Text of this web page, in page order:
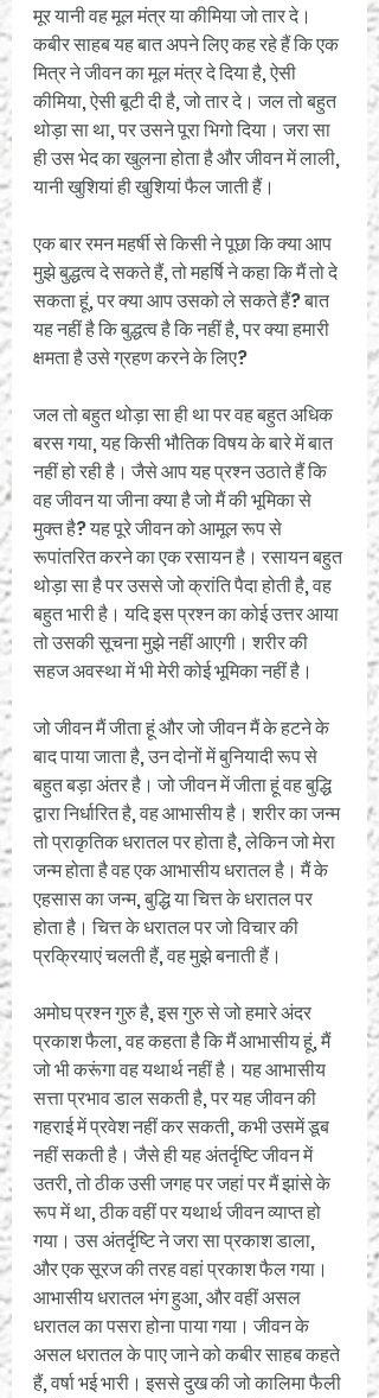
मूर यानी वह मूल मंत्र या कीमिया जो तार दे।
कबीर साहब यह बात अपने लिए कह रहे हैं कि एक
मित्र ने जीवन का मूल मंत्र दे दिया है, ऐसी
कीमिया, ऐसी बूटी दी है, जो तार दे। जल तो बहुत
थोड़ा सा था, पर उसने पूरा भिगो दिया। जरा सा
ही उस भेद का खुलना होता है और जीवन में लाली,
यानी खुशियां ही खुशियां फैल जाती हैं।
एक बार रमन महर्षी से किसी ने पूछा कि क्या आप
मुझे बुद्धत्व दे सकते हैं, तो महर्षि ने कहा कि मैं तो दे
सकता हूं, पर क्या आप उसको ले सकते हैं? बात
यह नहीं है कि बुद्धत्व है कि नहीं है, पर क्या हमारी
क्षमता है उसे ग्रहण करने के लिए?
जल तो बहुत थोड़ा सा ही था पर वह बहुत अधिक
बरस गया, यह किसी भौतिक विषय के बारे में बात
नहीं हो रही है। जैसे आप यह प्रश्न उठाते हैं कि
वह जीवन या जीना क्या है जो मैं की भूमिका से
मुक्त है? यह पूरे जीवन को आमूल रूप से
रूपांतरित करने का एक रसायन है। रसायन बहुत
थोड़ा सा है पर उससे जो क्रांति पैदा होती है, वह
बहुत भारी है। यदि इस प्रश्न का कोई उत्तर आया
तो उसकी सूचना मुझे नहीं आएगी। शरीर की
सहज अवस्था में भी मेरी कोई भूमिका नहीं है।
जो जीवन मैं जीता हूं और जो जीवन मैं के हटने के
बाद पाया जाता है, उन दोनों में बुनियादी रूप से
बहुत बड़ा अंतर है। जो जीवन में जीता हूं वह बुद्धि
द्वारा निर्धारित है, वह आभासीय है। शरीर का जन्म
तो प्राकृतिक धरातल पर होता है, लेकिन जो मेरा
जन्म होता है वह एक आभासीय धरातल है। मैं के
एहसास का जन्म, बुद्धि या चित्त के धरातल पर
होता है। चित्त के धरातल पर जो विचार की
प्रक्रियाएं चलती हैं, वह मुझे बनाती हैं।
अमोघ प्रश्न गुरु है, इस गुरु से जो हमारे अंदर
प्रकाश फैला, वह कहता है कि मैं आभासीय हूं, मैं
जो भी करूंगा वह यथार्थ नहीं है। यह आभासीय
सत्ता प्रभाव डाल सकती है, पर यह जीवन की
गहराई में प्रवेश नहीं कर सकती, कभी उसमें डूब
नहीं सकती है। जैसे ही यह अंतर्दृष्टि जीवन में
उतरी, तो ठीक उसी जगह पर जहां पर मैं झांसे के
रूप में था, ठीक वहीं पर यथार्थ जीवन व्याप्त हो
गया। उस अंतर्दृष्टि ने जरा सा प्रकाश डाला,
और एक सूरज की तरह वहां प्रकाश फैल गया।
आभासीय धरातल भंग हुआ, और वहीं असल
धरातल का पसरा होना पाया गया। जीवन के
असल धरातल के पाए जाने को कबीर साहब कहते
हैं, वर्षा भई भारी। इससे दुख की जो कालिमा फैली